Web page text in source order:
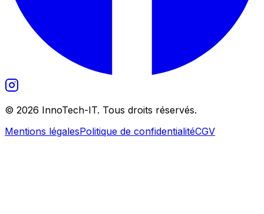
© 2026 InnoTech-IT. Tous droits réservés.
Mentions légalesPolitique de confidentialitéCGV